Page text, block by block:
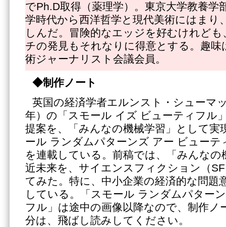
でPh.D取得（薬理学）。東京大学教養学
学時代から西洋哲学と現代美術にはまり
しんだ。冒険的なエッジを好むけれど
チの発見もそれなりに得意とする。趣味
術ジャーナリスト会議会員。
◆制作ノート
英国の経済学者エルンスト・シューマ
年）の「スモール イズ ビューティフル
提案を、「みんなの機械学習」として実
ール ランダムパターンズ アー ビューテ
を連載している。前稿では、「みんなの
近未来を、サイエンスフィクション（
てみた。特に、中小企業の経済的な問題
している。「スモール ランダムパター
フル」は途中の画像以降なので、制作ノ
分は、飛ばし読みしてください。